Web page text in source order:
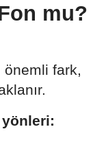
mu?
önemli fark,
yönleri: